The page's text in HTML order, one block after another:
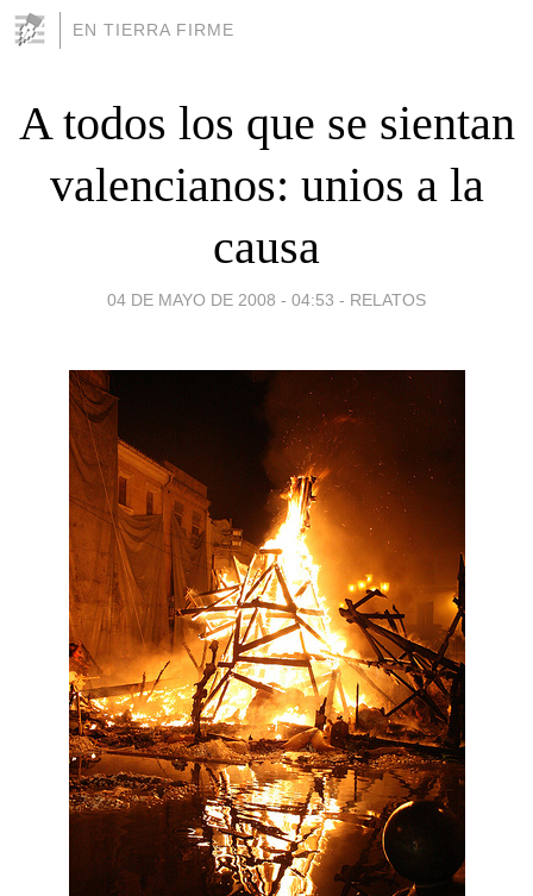
EN TIERRA FIRME
A todos los que se sientan
valencianos: unios a la
causa
04 DE MAYO DE 2008 - 04:53 - RELATOS